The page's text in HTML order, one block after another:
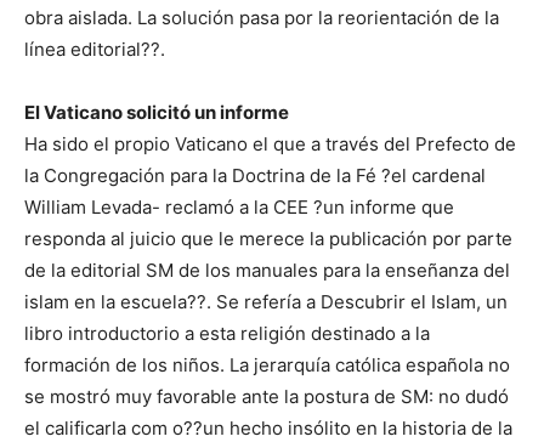
obra aislada. La solución pasa por la reorientación de la
línea editorial??.
El Vaticano solicitó un informe
Ha sido el propio Vaticano el que a través del Prefecto de
la Congregación para la Doctrina de la Fé ?el cardenal
William Levada- reclamó a la CEE ?un informe que
responda al juicio que le merece la publicación por parte
de la editorial SM de los manuales para la enseñanza del
islam en la escuela??. Se refería a Descubrir el Islam, un
libro introductorio a esta religión destinado a la
formación de los niños. La jerarquía católica española no
se mostró muy favorable ante la postura de SM: no dudó
el calificarla com o??un hecho insólito en la historia de la